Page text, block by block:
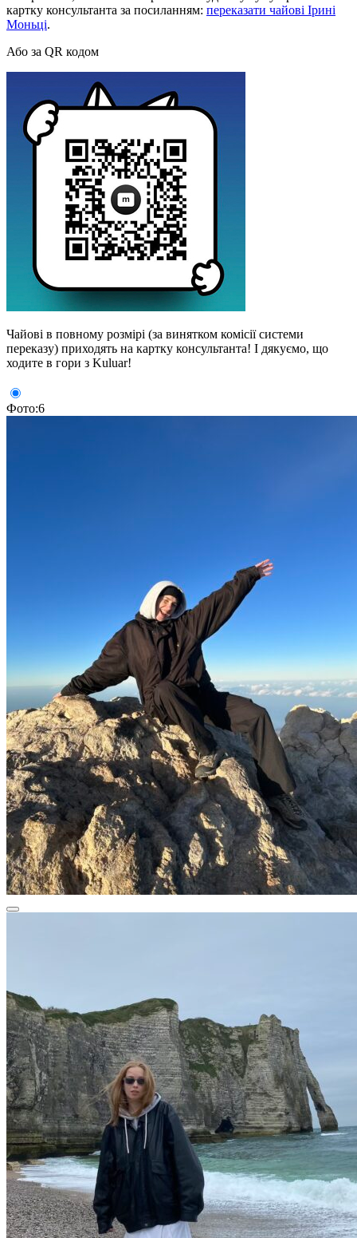
картку консультанта за посиланням: переказати чайові Ірині
Моньці.
Або за QR кодом
Чайові в повному розмірі (за винятком комісії системи
переказу) приходять на картку консультанта! І дякуємо, що
ходите в гори з Kuluar!
Фото:6